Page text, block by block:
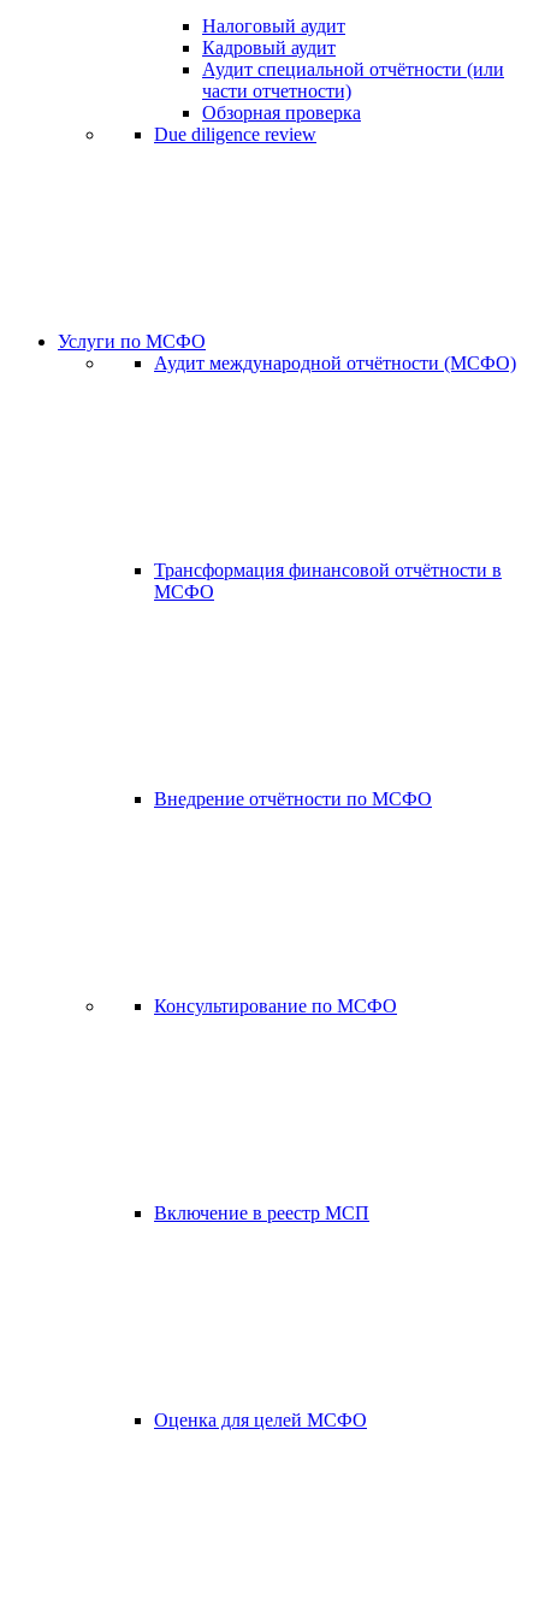
Налоговый аудит
Кадровый аудит
Аудит специальной отчётности (или
части отчетности)
Обзорная проверка
Due diligence review
Услуги по МСФО
Аудит международной отчётности (МСФО)
Трансформация финансовой отчётности в
МСФО
Внедрение отчётности по МСФО
Консультирование по МСФО
Включение в реестр МСП
Оценка для целей МСФО